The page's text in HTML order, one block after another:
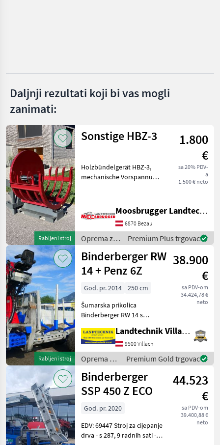
Heizohack
Prikaži
sve
(25)
MARKETPLACE
Marketplace
Ponude
trgovaca
Mali
Daljnji rezultati koji bi vas mogli
zanimati:
Rabljeni stroj
Sonstige HBZ-3
1.800
€
sa 20% PDV-
a
1.500 € neto
Holzbündelgerät HBZ-3,
mechanische Vorspannung,
Stapleraufnahme,
Euroaufnahme,
Gesamtgewicht 330kg.
Vollgendes Zubehör ist
Moosbrugger Landtechnik GmbH
6870 Bezau
Oprema za
šumu i
obradu
drveta /
Sonstige
Premium Plus trgovac
Rabljeni stroj
Binderberger RW
14 + Penz 6Z
38.900
€
sa PDV-om
34.424,78 €
neto
God. pr. 2014
250 cm
Šumarska prikolica
Binderberger RW 14 s
originalnim vozačkim
sjedalom, joystickom i
nožnim komandama,
samostalnim hidrauličkim
sustavom s dvostruk
Landtechnik Villach GmbH
9500 Villach
Oprema za
šumu i
obradu
drveta /
Binderberger
Premium Gold trgovac
Binderberger
SSP 450 Z ECO
44.523
€
sa PDV-om
39.400,88 €
neto
God. pr. 2020
EDV: 69447 Stroj za cijepanje
drva - s 287, 9 radnih sati -